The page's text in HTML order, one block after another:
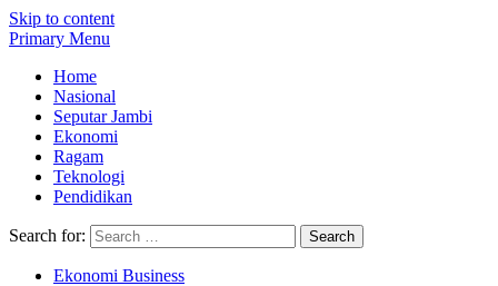
Skip to content
Primary Menu
Home
Nasional
Seputar Jambi
Ekonomi
Ragam
Teknologi
Pendidikan
Search for:
Ekonomi Business